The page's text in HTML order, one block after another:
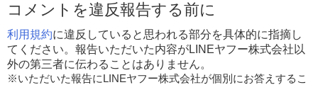
コメントを違反報告する前に
利用規約に違反していると思われる部分を具体的に指摘し
てください。報告いただいた内容がLINEヤフー株式会社以
外の第三者に伝わることはありません。
※いただいた報告にLINEヤフー株式会社が個別にお答えするこ